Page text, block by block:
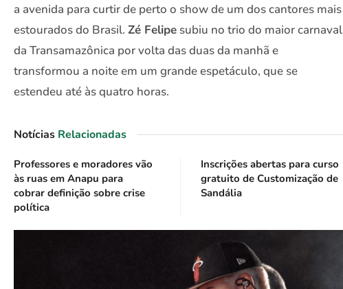
a avenida para curtir de perto o show de um dos cantores mais
estourados do Brasil. Zé Felipe subiu no trio do maior carnaval
da Transamazônica por volta das duas da manhã e
transformou a noite em um grande espetáculo, que se
estendeu até às quatro horas.
Notícias Relacionadas
Professores e moradores vão
às ruas em Anapu para
cobrar definição sobre crise
política
Inscrições abertas para curso
gratuito de Customização de
Sandália